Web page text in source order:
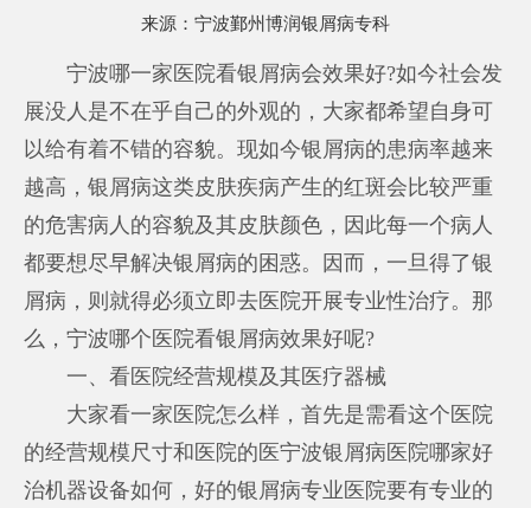
来源： 宁波鄞州博润银屑病专科
宁波哪一家医院看银屑病会效果好?如今社会发
展没人是不在乎自己的外观的，大家都希望自身可
以给有着不错的容貌。现如今银屑病的患病率越来
越高，银屑病这类皮肤疾病产生的红斑会比较严重
的危害病人的容貌及其皮肤颜色，因此每一个病人
都要想尽早解决银屑病的困惑。因而，一旦得了银
屑病，则就得必须立即去医院开展专业性治疗。那
么，宁波哪个医院看银屑病效果好呢?
一、看医院经营规模及其医疗器械
大家看一家医院怎么样，首先是需看这个医院
的经营规模尺寸和医院的医宁波银屑病医院哪家好
治机器设备如何，好的银屑病专业医院要有专业的